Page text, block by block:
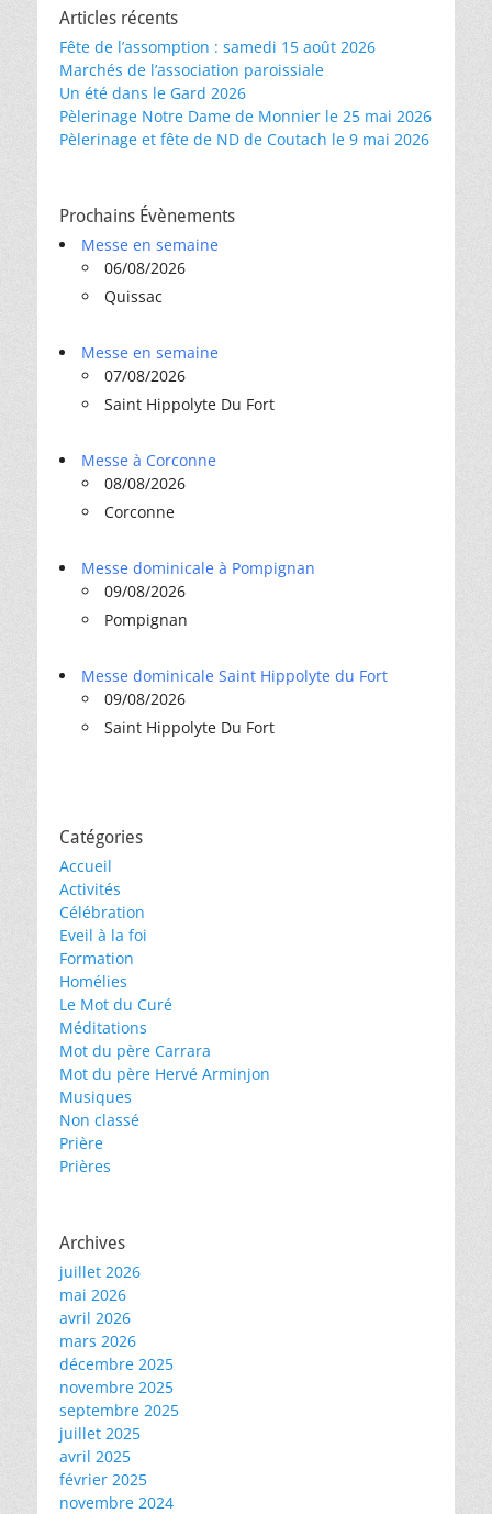
Articles récents
Fête de l’assomption : samedi 15 août 2026
Marchés de l’association paroissiale
Un été dans le Gard 2026
Pèlerinage Notre Dame de Monnier le 25 mai 2026
Pèlerinage et fête de ND de Coutach le 9 mai 2026
Prochains Évènements
Messe en semaine
06/08/2026
Quissac
Messe en semaine
07/08/2026
Saint Hippolyte Du Fort
Messe à Corconne
08/08/2026
Corconne
Messe dominicale à Pompignan
09/08/2026
Pompignan
Messe dominicale Saint Hippolyte du Fort
09/08/2026
Saint Hippolyte Du Fort
Catégories
Accueil
Activités
Célébration
Eveil à la foi
Formation
Homélies
Le Mot du Curé
Méditations
Mot du père Carrara
Mot du père Hervé Arminjon
Musiques
Non classé
Prière
Prières
Archives
juillet 2026
mai 2026
avril 2026
mars 2026
décembre 2025
novembre 2025
septembre 2025
juillet 2025
avril 2025
février 2025
novembre 2024